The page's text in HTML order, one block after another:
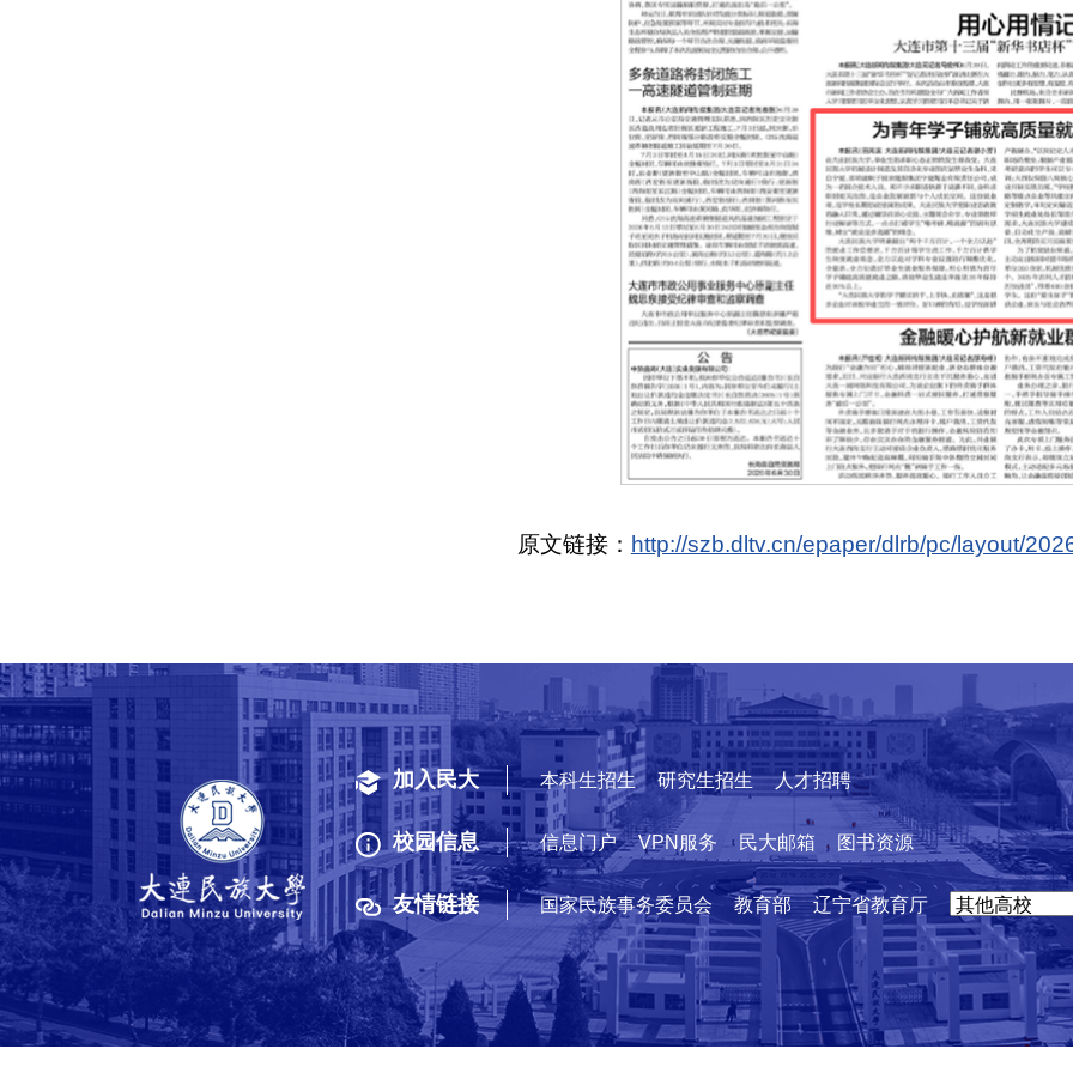
原文链接： http://szb.dltv.cn/epaper/dlrb/pc/layout/
加入民大 本科生招生 研究生招生 人才招聘
校园信息 信息门户 VPN服务 民大邮箱 图书资源
友情链接 国家民族事务委员会 教育部 辽宁省教育厅